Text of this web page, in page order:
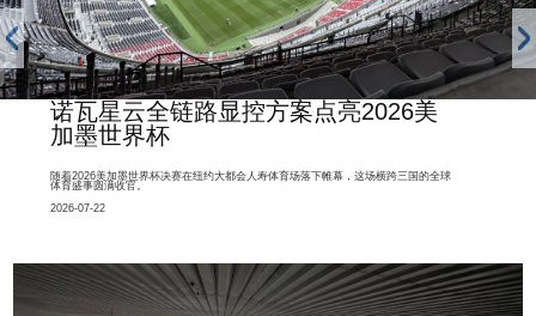
诺瓦星云全链路显控方案点亮2026美
加墨世界杯
随着2026美加墨世界杯决赛在纽约大都会人寿体育场落下帷幕，这场横跨三国的全球
体育盛事圆满收官。
2026-07-22